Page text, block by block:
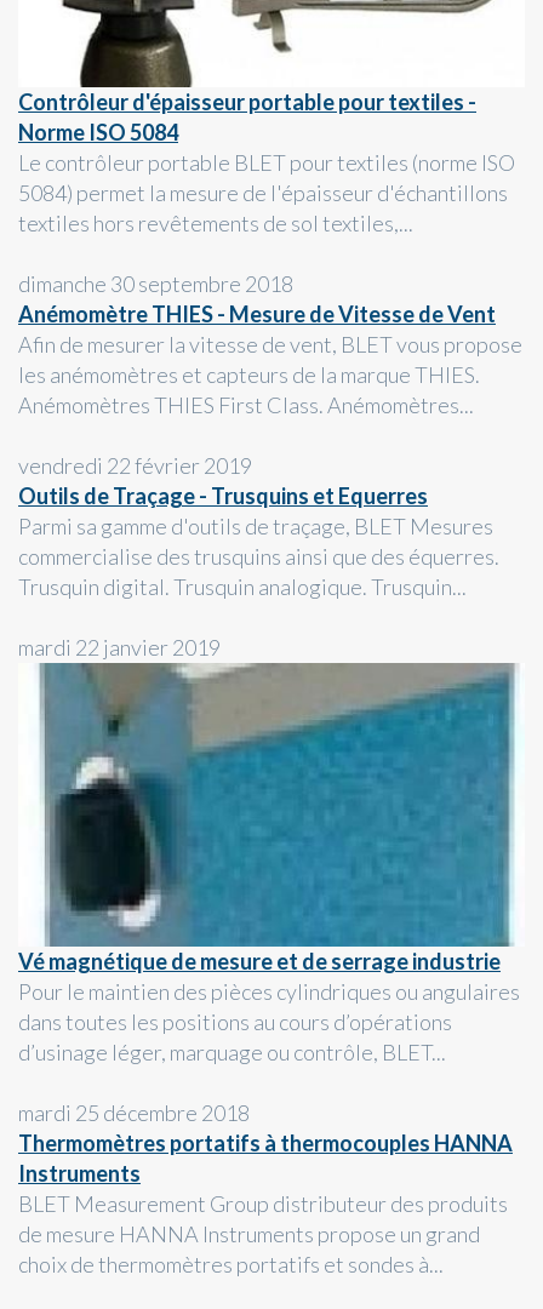
Contrôleur d'épaisseur portable pour textiles -
Norme ISO 5084
Le contrôleur portable BLET pour textiles (norme ISO
5084) permet la mesure de l'épaisseur d'échantillons
textiles hors revêtements de sol textiles,...
dimanche 30 septembre 2018
Anémomètre THIES - Mesure de Vitesse de Vent
Afin de mesurer la vitesse de vent, BLET vous propose
les anémomètres et capteurs de la marque THIES.
Anémomètres THIES First Class. Anémomètres...
vendredi 22 février 2019
Outils de Traçage - Trusquins et Equerres
Parmi sa gamme d'outils de traçage, BLET Mesures
commercialise des trusquins ainsi que des équerres.
Trusquin digital. Trusquin analogique. Trusquin...
mardi 22 janvier 2019
Vé magnétique de mesure et de serrage industrie
Pour le maintien des pièces cylindriques ou angulaires
dans toutes les positions au cours d’opérations
d’usinage léger, marquage ou contrôle, BLET...
mardi 25 décembre 2018
Thermomètres portatifs à thermocouples HANNA
Instruments
BLET Measurement Group distributeur des produits
de mesure HANNA Instruments propose un grand
choix de thermomètres portatifs et sondes à...